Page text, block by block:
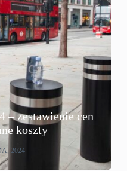
– zestawienie cen
koszty
2024